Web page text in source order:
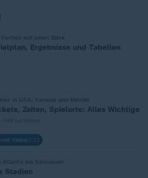
Partien auf einen Blick
Ergebnisse und Tabellen
in USA, Kanada und Mexiko
Zeiten, Spielorte: Alles Wichtige
mit Video2:13
Atlanta bis Vancouver
Stadien